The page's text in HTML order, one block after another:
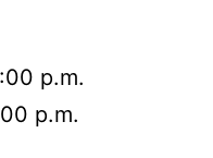
p.m.
p.m.